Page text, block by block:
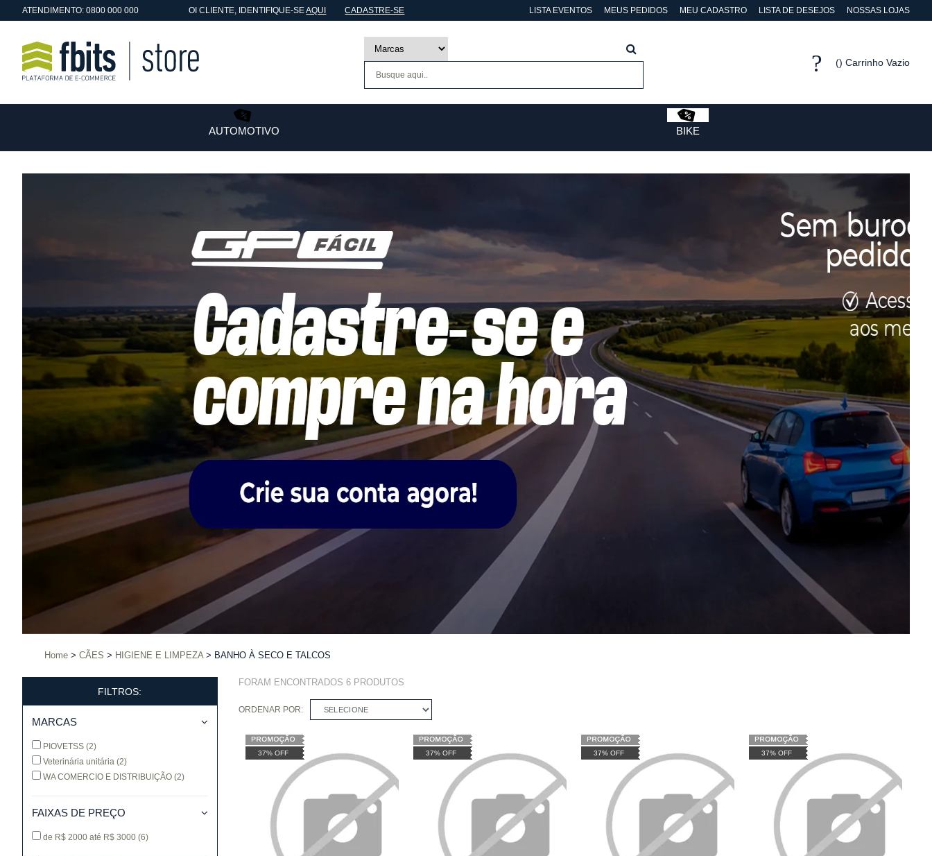
ATENDIMENTO: 0800 000 000 OICLIENTE, IDENTIFIQUE-SEAQUI CADASTRE-SE LISTA EVENTOS MEUS PEDIDOS MEU CADASTRO LISTA DE DESEJOS NOSSAS LOJAS
Carrinho Vazio
AUTOMOTIVO BIKE
Home CÃES HIGIENE E LIMPEZA BANHO À SECO E TALCOS
FILTROS:
MARCAS
PIOVETSS (2)
Veterinária unitária (2)
WA COMERCIO E DISTRIBUIÇÃO (2)
FAIXAS DE PREÇO
de R$ 2000 até R$ 3000 (6)
FORAM ENCONTRADOS 6PRODUTOS
ORDENAR POR: SELECIONE
37% OFF 37% OFF 37% OFF 37% OFF